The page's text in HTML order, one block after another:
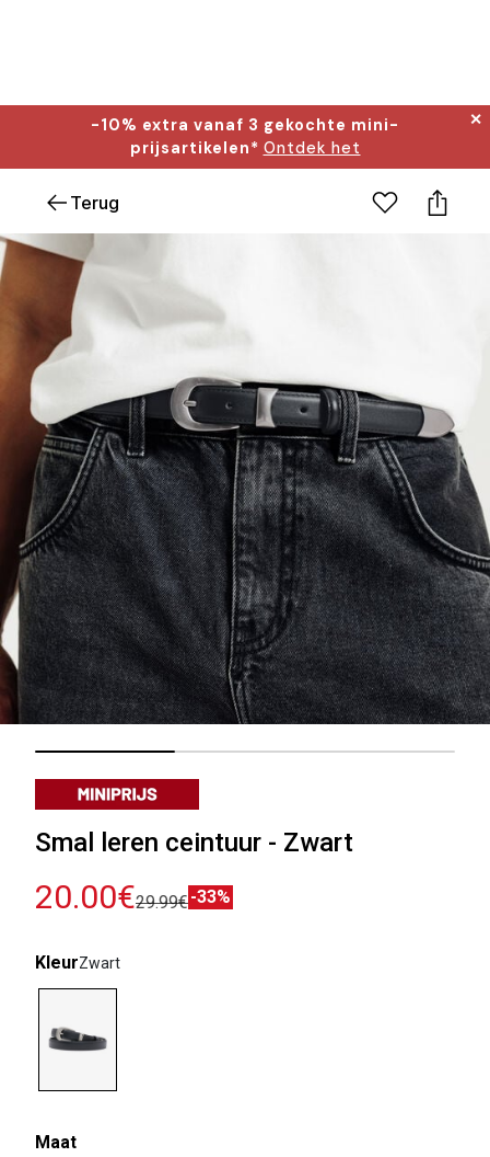
-10% extra vanaf 3 gekochte mini-
prijsartikelen* Ontdek het
✕
Terug
Smal leren ceintuur - Zwart
20.00€29.99€-33%
KleurZwart
Maat